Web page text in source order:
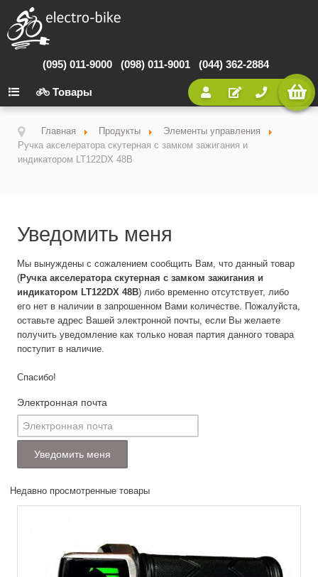
(095) 011-9000 (098) 011-9001 (044) 362-2884
Товары
Главная Продукты
Элементы управления
Ручка акселератора скутерная с замком зажигания и
индикатором LT122DX 48В
Уведомить меня
Мы вынуждены с сожалением сообщить Вам, что данный товар
(Ручка акселератора скутерная с замком зажигания и
индикатором LT122DX 48В) либо временно отсутствует, либо
его нет в наличии в запрошенном Вами количестве. Пожалуйста,
оставьте адрес Вашей электронной почты, если Вы желаете
получить уведомление как только новая партия данного товара
поступит в наличие.
Спасибо!
Электронная почта
Недавно просмотренные товары